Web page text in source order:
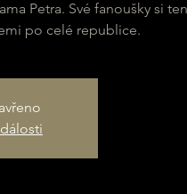
Petra. Své fanoušky si
po celé republice.